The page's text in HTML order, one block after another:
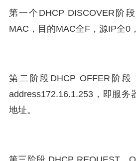
第一个DHCP DISCOVER阶
MAC，目的MAC全F，源IP全0
第二阶段DHCP OFFER阶段
address172.16.1.253，即服务
地址。